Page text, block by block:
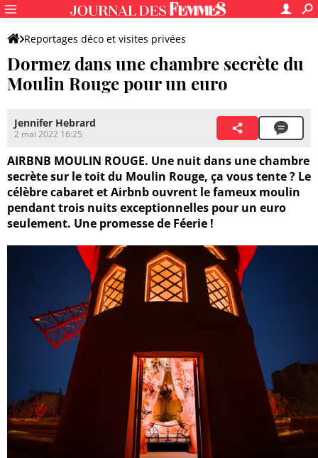
Reportages déco et visites privées
Dormez dans une chambre secrète du
Moulin Rouge pour un euro
Jennifer Hebrard
2 mai 2022 16:25
AIRBNB MOULIN ROUGE. Une nuit dans une chambre
secrète sur le toit du Moulin Rouge, ça vous tente ? Le
célèbre cabaret et Airbnb ouvrent le fameux moulin
pendant trois nuits exceptionnelles pour un euro
seulement. Une promesse de Féerie !